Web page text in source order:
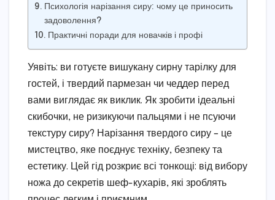
Психологія нарізання сиру: чому це приносить
задоволення?
Практичні поради для новачків і профі
Уявіть: ви готуєте вишукану сирну тарілку для
гостей, і твердий пармезан чи чеддер перед
вами виглядає як виклик. Як зробити ідеальні
скибочки, не ризикуючи пальцями і не псуючи
текстуру сиру? Нарізання твердого сиру – це
мистецтво, яке поєднує техніку, безпеку та
естетику. Цей гід розкриє всі тонкощі: від вибору
ножа до секретів шеф-кухарів, які зроблять